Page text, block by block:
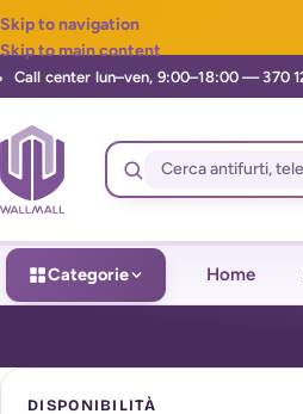
Skip to navigation
Skip to main content
Categorie Home
DISPONIBILITÀ